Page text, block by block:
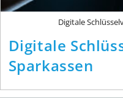
Digitale
Digitale
Sparkassen